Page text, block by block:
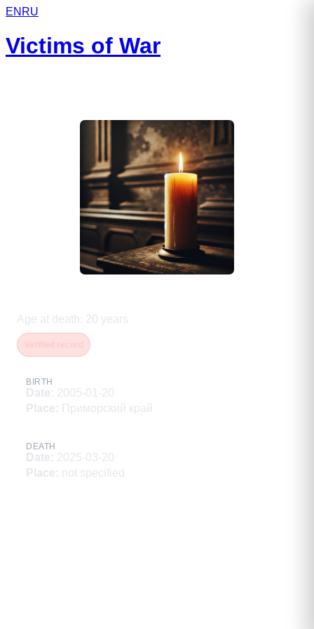
EN RU
Victims of War
Age at death : 20 years
BIRTH
Date: 2005-01-20
Place: Приморский край
DEATH
Date: 2025-03-20
Place: not specified